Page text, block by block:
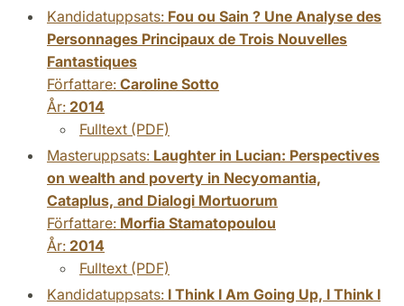
Kandidatuppsats: Fou ou Sain ? Une Analyse des
Personnages Principaux de Trois Nouvelles
Fantastiques
Författare: Caroline Sotto
År: 2014
Fulltext (PDF)
Masteruppsats: Laughter in Lucian: Perspectives
on wealth and poverty in Necyomantia,
Cataplus, and Dialogi Mortuorum
Författare: Morfia Stamatopoulou
År: 2014
Fulltext (PDF)
Kandidatuppsats: I Think I Am Going Up, I Think I